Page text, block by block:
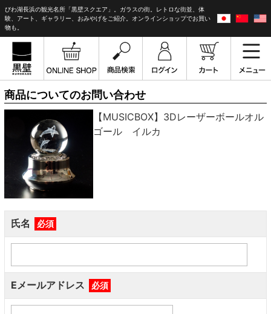
びわ湖長浜の観光名所「黒壁スクエア」。ガラスの街。レトロな街並、体
験、アート、ギャラリー、おみやげをご紹介。オンラインショップでお買い
物も。
商品についてのお問い合わせ
【MUSICBOX】3Dレーザーボールオル
ゴール イルカ
氏名 必須
Eメールアドレス 必須